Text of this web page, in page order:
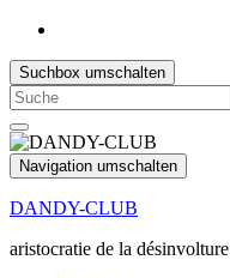
Suchbox umschalten
Search
for:
Navigation umschalten
DANDY-CLUB
aristocratie de la désinvolture